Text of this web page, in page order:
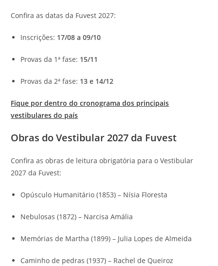
Confira as datas da Fuvest 2027:
Inscrições: 17/08 a 09/10
Provas da 1ª fase: 15/11
Provas da 2ª fase: 13 e 14/12
Fique por dentro do cronograma dos principais
vestibulares do país
Obras do Vestibular 2027 da Fuvest
Confira as obras de leitura obrigatória para o Vestibular
2027 da Fuvest:
Opúsculo Humanitário (1853) – Nísia Floresta
Nebulosas (1872) – Narcisa Amália
Memórias de Martha (1899) – Julia Lopes de Almeida
Caminho de pedras (1937) – Rachel de Queiroz